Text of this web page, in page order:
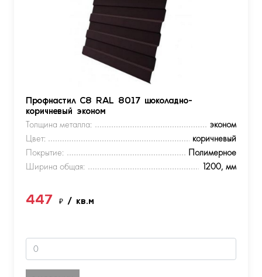
Профнастил С8 RAL 8017 шоколадно-
коричневый эконом
Толщина металла:
эконом
Цвет:
коричневый
Покрытие:
Полимерное
Ширина общая:
1200, мм
447 ₽ / кв.м